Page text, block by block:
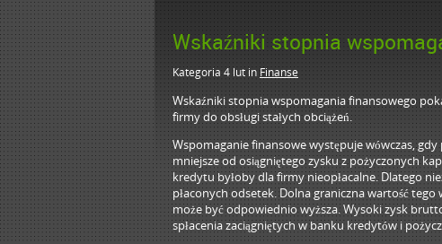
Wskaźniki stopnia
Kategoria 4 lutinFinanse
Wskaźniki stopnia wspomagania finansowego
firmy do obsługi stałych obciążeń.
Wspomaganie finansowe występuje wówczas,
mniejsze od osiągniętego zysku z pożyczonych
kredytu byłoby dla firmy nieopłacalne. Dlatego
płaconych odsetek. Dolna graniczna wartość
może być odpowiednio wyższa. Wysoki zysk
spłacenia zaciągniętych w banku kredytów i